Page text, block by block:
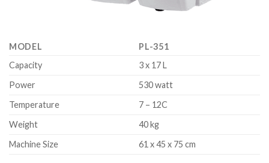
MODEL
PL-351
Capacity
3 x 17 L
Power
530 watt
Temperature
7 – 12C
Weight
40 kg
Machine Size
61 x 45 x 75 cm